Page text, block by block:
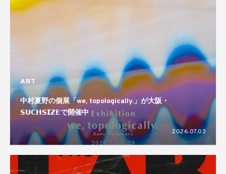
ART
中村夏野の個展「we, topologically.」が大阪・
𝗦𝗨𝗖𝗛𝗦𝗜𝗭𝗘で開催中
2026.07.03